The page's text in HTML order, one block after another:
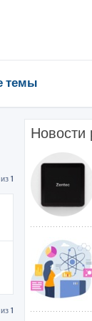
темы
из 1
из 1
Новости